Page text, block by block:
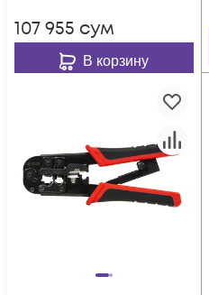
107 955 сум
В корзину